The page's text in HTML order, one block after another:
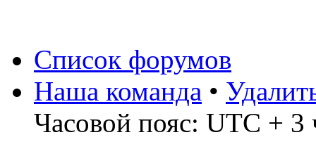
Список форумов
Наша команда •
Часовой пояс: UTC + 3